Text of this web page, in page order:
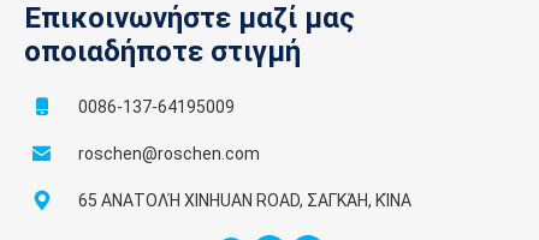
Επικοινωνήστε μαζί μας
οποιαδήποτε στιγμή
0086-137-64195009
roschen@roschen.com
65 ΑΝΑΤΟΛΉ XINHUAN ROAD, ΣΑΓΚΆΗ, ΚΊΝΑ